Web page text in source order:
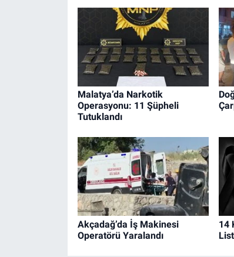
Malatya’da Narkotik
Operasyonu: 11 Şüpheli
Tutuklandı
Akçadağ’da İş Makinesi
Operatörü Yaralandı
14